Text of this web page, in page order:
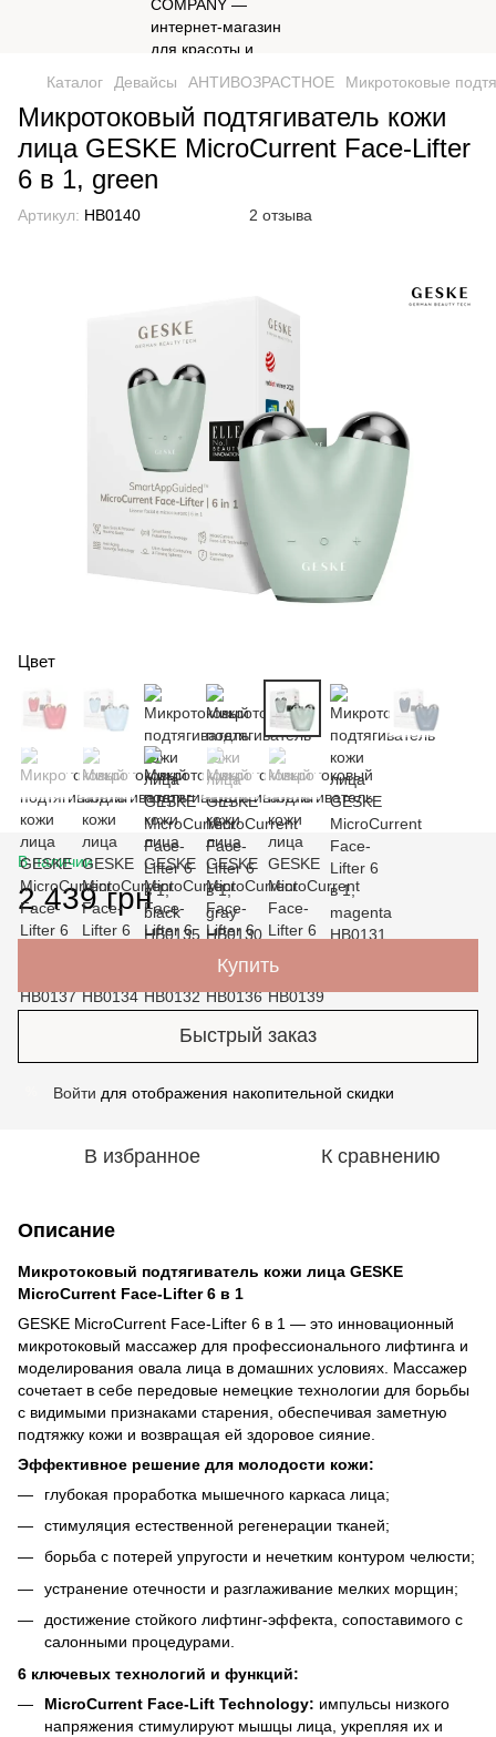
Каталог Девайсы АНТИВОЗРАСТНОЕ Микротоковые
Микротоковый подтягиватель кожи
лица GESKE MicroCurrent Face-Lifter
6 в 1, green
Артикул: HB0140 2 отзыва
Цвет
В наличии
2 439 грн
Купить
Быстрый заказ
Войти для отображения накопительной скидки
В избранное К сравнению
Описание
Микротоковый подтягиватель кожи лица GESKE
MicroCurrent Face-Lifter 6 в 1
GESKE MicroCurrent Face-Lifter 6 в 1 — это инновационный
микротоковый массажер для профессионального лифтинга и
моделирования овала лица в домашних условиях. Массажер
сочетает в себе передовые немецкие технологии для борьбы
с видимыми признаками старения, обеспечивая заметную
подтяжку кожи и возвращая ей здоровое сияние.
Эффективное решение для молодости кожи:
глубокая проработка мышечного каркаса лица;
стимуляция естественной регенерации тканей;
борьба с потерей упругости и нечетким контуром челюсти;
устранение отечности и разглаживание мелких морщин;
достижение стойкого лифтинг-эффекта, сопоставимого с
салонными процедурами.
6 ключевых технологий и функций:
MicroCurrent Face-Lift Technology: импульсы низкого
напряжения стимулируют мышцы лица, укрепляя их и